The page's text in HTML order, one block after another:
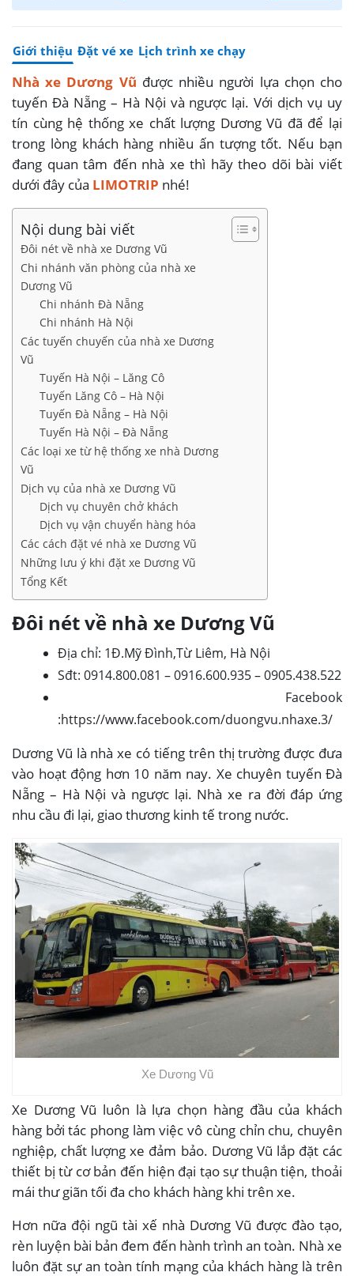
Giới thiệu Đặt vé xe Lịch trình xe chạy
Nhà xe Dương Vũ được nhiều người lựa chọn cho
tuyến Đà Nẵng – Hà Nội và ngược lại. Với dịch vụ uy
tín cùng hệ thống xe chất lượng Dương Vũ đã để lại
trong lòng khách hàng nhiều ấn tượng tốt. Nếu bạn
đang quan tâm đến nhà xe thì hãy theo dõi bài viết
dưới đây của LIMOTRIP nhé!
Nội dung bài viết
Đôi nét về nhà xe Dương Vũ
Chi nhánh văn phòng của nhà xe
Dương Vũ
Chi nhánh Đà Nẵng
Chi nhánh Hà Nội
Các tuyến chuyến của nhà xe Dương
Vũ
Tuyến Hà Nội – Lăng Cô
Tuyến Lăng Cô – Hà Nội
Tuyến Đà Nẵng – Hà Nội
Tuyến Hà Nội – Đà Nẵng
Các loại xe từ hệ thống xe nhà Dương
Vũ
Dịch vụ của nhà xe Dương Vũ
Dịch vụ chuyên chở khách
Dịch vụ vận chuyển hàng hóa
Các cách đặt vé nhà xe Dương Vũ
Những lưu ý khi đặt xe Dương Vũ
Tổng Kết
Đôi nét về nhà xe Dương Vũ
Địa chỉ: 1Đ.Mỹ Đình,Từ Liêm, Hà Nội
Sđt: 0914.800.081 – 0916.600.935 – 0905.438.522
Facebook
:https://www.facebook.com/duongvu.nhaxe.3/
Dương Vũ là nhà xe có tiếng trên thị trường được đưa
vào hoạt động hơn 10 năm nay. Xe chuyên tuyến Đà
Nẵng – Hà Nội và ngược lại. Nhà xe ra đời đáp ứng
nhu cầu đi lại, giao thương kinh tế trong nước.
Xe Dương Vũ
Xe Dương Vũ luôn là lựa chọn hàng đầu của khách
hàng bởi tác phong làm việc vô cùng chỉn chu, chuyên
nghiệp, chất lượng xe đảm bảo. Dương Vũ lắp đặt các
thiết bị từ cơ bản đến hiện đại tạo sự thuận tiện, thoải
mái thư giãn tối đa cho khách hàng khi trên xe.
Hơn nữa đội ngũ tài xế nhà Dương Vũ được đào tạo,
rèn luyện bài bản đem đến hành trình an toàn. Nhà xe
luôn đặt sự an toàn tính mạng của khách hàng là trên